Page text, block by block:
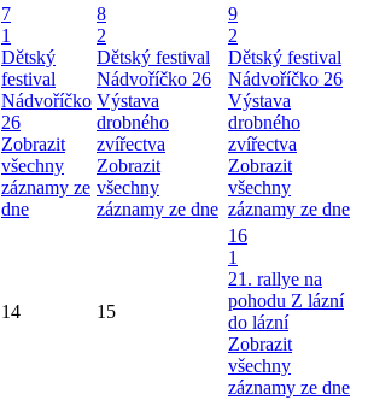
7
1
Dětský
festival
Nádvoříčko
26
Zobrazit
všechny
záznamy ze
dne
8
2
Dětský festival
Nádvoříčko 26
Výstava
drobného
zvířectva
Zobrazit
všechny
záznamy ze dne
9
2
Dětský festival
Nádvoříčko 26
Výstava
drobného
zvířectva
Zobrazit
všechny
záznamy ze dne
14 15
16
1
21. rallye na
pohodu Z lázní
do lázní
Zobrazit
všechny
záznamy ze dne